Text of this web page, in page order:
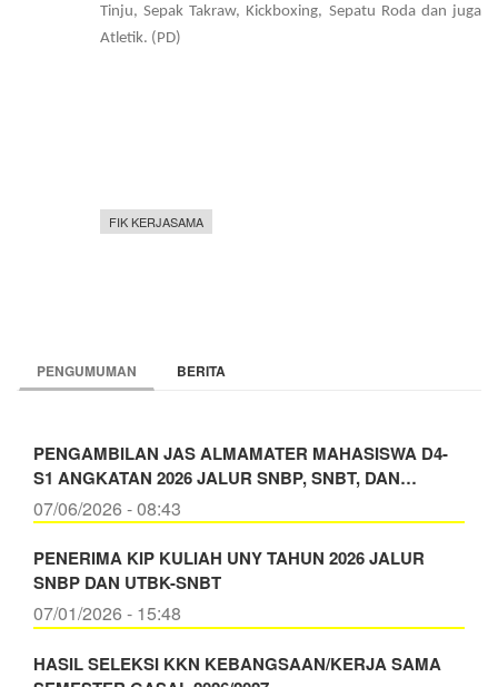
Tinju, Sepak Takraw, Kickboxing, Sepatu Roda dan juga
Atletik. (PD)
FIK KERJASAMA
PENGUMUMAN BERITA
PENGAMBILAN JAS ALMAMATER MAHASISWA D4-
S1 ANGKATAN 2026 JALUR SNBP, SNBT, DAN…
07/06/2026 - 08:43
PENERIMA KIP KULIAH UNY TAHUN 2026 JALUR
SNBP DAN UTBK-SNBT
07/01/2026 - 15:48
HASIL SELEKSI KKN KEBANGSAAN/KERJA SAMA